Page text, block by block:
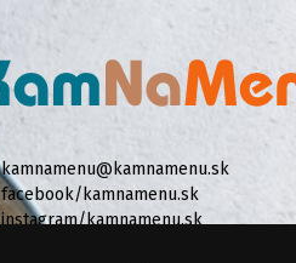
kamnamenu@kamnamenu.sk
facebook/kamnamenu.sk
instagram/kamnamenu.sk